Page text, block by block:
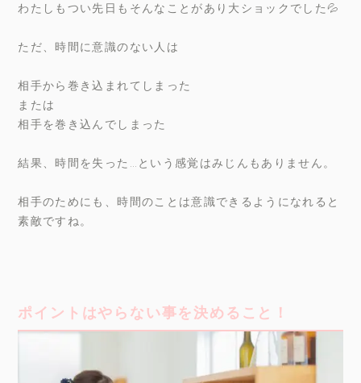
わたしもつい先日もそんなことがあり大ショックでした💦
ただ、時間に意識のない人は
相手から巻き込まれてしまった
または
相手を巻き込んでしまった
結果、時間を失った…という感覚はみじんもありません。
相手のためにも、時間のことは意識できるようになれると
素敵ですね。
ポイントはやらない事を決めること！